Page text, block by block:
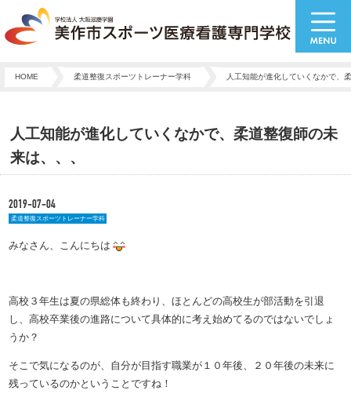
HOME 柔道整復スポーツトレーナー学科 人工知能が進化していくなかで、
人工知能が進化していくなかで、柔道整復師の未
来は、、、
2019-07-04
柔道整復スポーツトレーナー学科
みなさん、こんにちは
高校３年生は夏の県総体も終わり、ほとんどの高校生が部活動を引退
し、高校卒業後の進路について具体的に考え始めてるのではないでしょ
うか？
そこで気になるのが、自分が目指す職業が１０年後、２０年後の未来に
残っているのかということですね！